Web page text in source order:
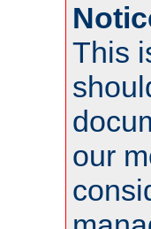
This
our